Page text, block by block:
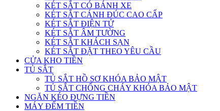
KÉT SẮT CÓ BÁNH XE
KÉT SẮT CÁNH ĐÚC CAO CẤP
KÉT SẮT ĐIỆN TỬ
KÉT SẮT ÂM TƯỜNG
KÉT SẮT KHÁCH SẠN
KÉT SẮT ĐẶT THEO YÊU CẦU
CỬA KHO TIỀN
TỦ SẮT
TỦ SẮT HỒ SƠ KHÓA BẢO MẬT
TỦ SẮT CHỐNG CHÁY KHÓA BẢO MẬT
NGĂN KÉO ĐỰNG TIỀN
MÁY ĐẾM TIỀN